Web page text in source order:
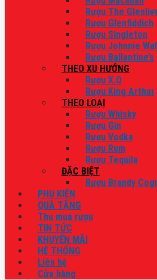
Rượu The
Rượu Glenfiddich
Rượu Singleton
Rượu Johnnie
Rượu Ballantine’s
THEO XU HƯỚNG
Rượu X.O
Rượu King Arthur
THEO LOẠI
Rượu Whisky
Rượu Gin
Rượu Vodka
Rượu Rum
Rượu Tequila
ĐẶC BIỆT
Rượu Brandy
PHỤ KIỆN
QUÀ TẶNG
Thu mua rượu
TIN TỨC
KHUYẾN MÃI
HỆ THỐNG
Liên hệ
Cửa hàng